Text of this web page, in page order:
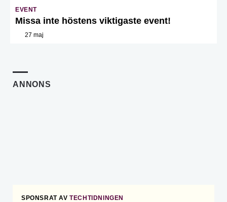
EVENT
Missa inte höstens viktigaste event!
27 maj
ANNONS
SPONSRAT AV TECHTIDNINGEN